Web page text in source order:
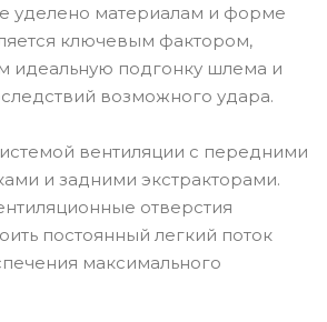
уделено материалам и форме
ключевым фактором,
идеальную подгонку шлема и
возможного удара.
вентиляции с передними
и задними экстракторами.
отверстия
постоянный легкий поток
максимального